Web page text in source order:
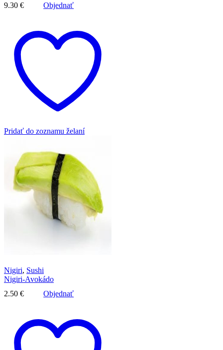
9.30 € Objednať
Pridať do zoznamu želaní
Nigiri, Sushi
Nigiri-Avokádo
2.50 € Objednať